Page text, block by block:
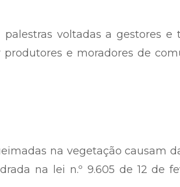
voltadas a gestores e
e moradores de
na vegetação causam
na lei n.º 9.605 de 12 de